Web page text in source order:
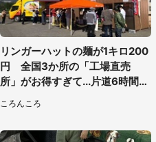
リンガーハットの麺が1キロ200
円 全国3か所の「工場直売
所」がお得すぎて...片道6時間か
ころんころ